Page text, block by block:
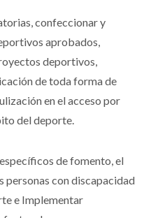
confeccionar y
aprobados,
deportivos,
de toda forma de
en el acceso por
del deporte.
de fomento, el
personas con discapacidad
e Implementar